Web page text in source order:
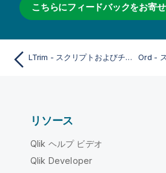
こちらにフィードバックをお寄
LTrim - スクリプトおよびチャート関数
リソース
Qlik ヘルプ ビデオ
Qlik Developer